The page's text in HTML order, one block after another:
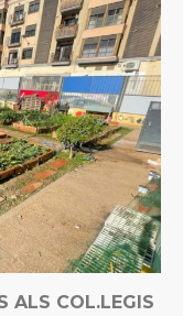
ALS COL.LEGIS